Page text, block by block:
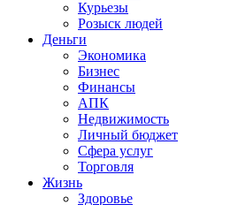
Курьезы
Розыск людей
Деньги
Экономика
Бизнес
Финансы
АПК
Недвижимость
Личный бюджет
Сфера услуг
Торговля
Жизнь
Здоровье